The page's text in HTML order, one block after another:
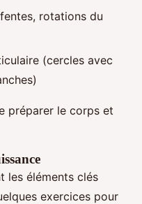
rotations du
(cercles avec
préparer le corps et
les éléments clés
exercices pour